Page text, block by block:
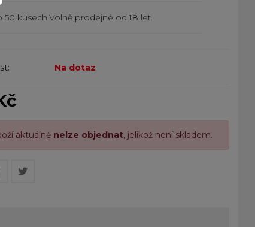
50 kusech.Volně prodejné od 18 let.
Na dotaz
aktuálně nelze objednat, jelikož není skladem.